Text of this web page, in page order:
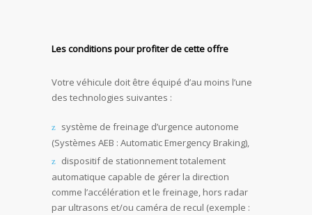
Les conditions pour profiter de cette offre
Votre véhicule doit être équipé d’au moins l’une
des technologies suivantes :
système de freinage d’urgence autonome
(Systèmes AEB : Automatic Emergency Braking),
dispositif de stationnement totalement
automatique capable de gérer la direction
comme l’accélération et le freinage, hors radar
par ultrasons et/ou caméra de recul (exemple :